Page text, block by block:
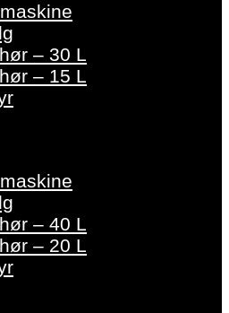
– 30 L
– 15 L
– 40 L
– 20 L